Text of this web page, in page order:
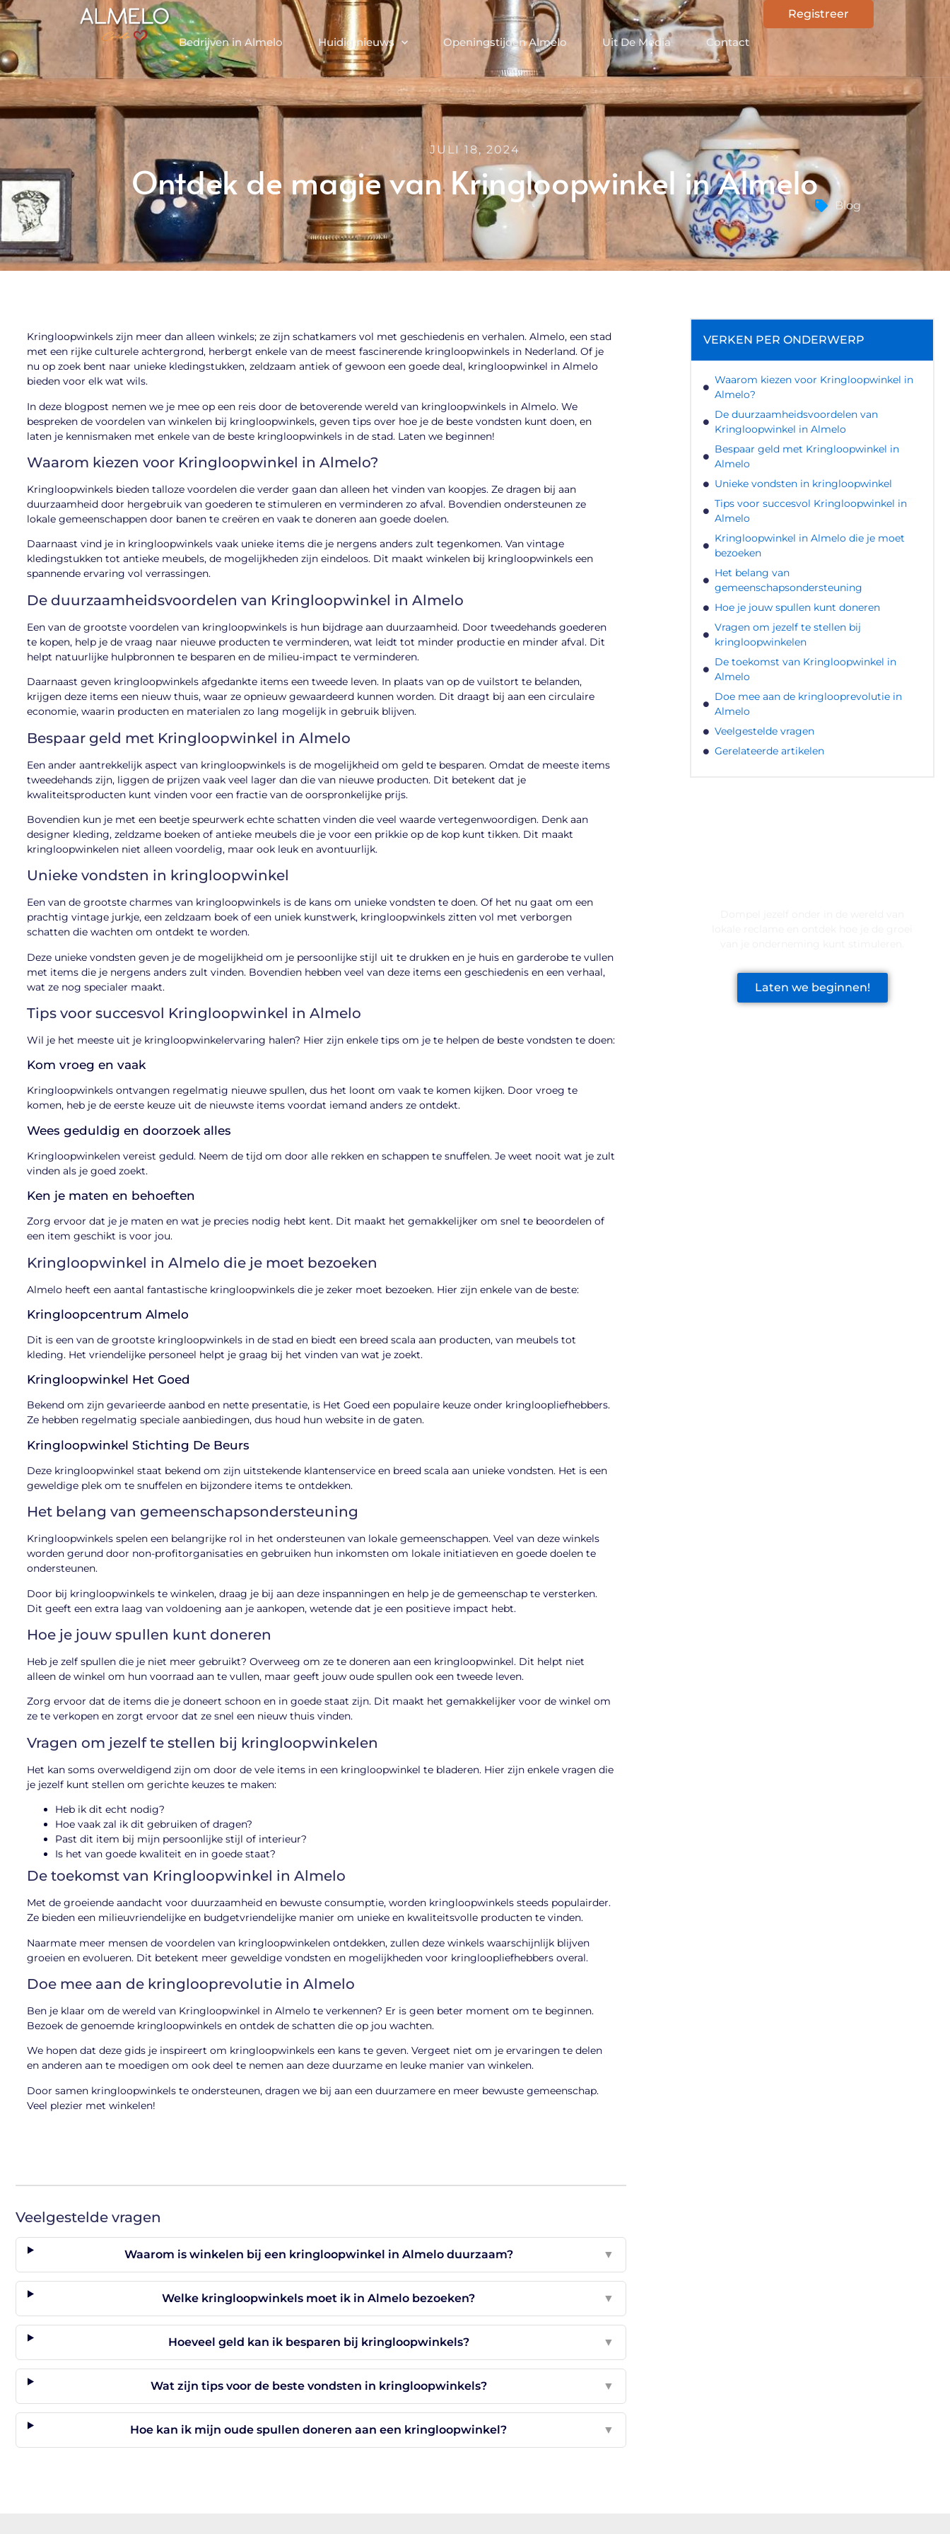
Bedrijven in Almelo Huidig nieuws Openingstijden Almelo Uit De Media Contact
Registreer
JULI 18, 2024
Ontdek de magie van Kringloopwinkel in Almelo
Blog
Kringloopwinkels zijn meer dan alleen winkels; ze zijn schatkamers vol met geschiedenis en verhalen. Almelo, een stad
met een rijke culturele achtergrond, herbergt enkele van de meest fascinerende kringloopwinkels in Nederland. Of je
nu op zoek bent naar unieke kledingstukken, zeldzaam antiek of gewoon een goede deal, kringloopwinkel in Almelo
bieden voor elk wat wils.
In deze blogpost nemen we je mee op een reis door de betoverende wereld van kringloopwinkels in Almelo. We
bespreken de voordelen van winkelen bij kringloopwinkels, geven tips over hoe je de beste vondsten kunt doen, en
laten je kennismaken met enkele van de beste kringloopwinkels in de stad. Laten we beginnen!
Waarom kiezen voor Kringloopwinkel in Almelo?
Kringloopwinkels bieden talloze voordelen die verder gaan dan alleen het vinden van koopjes. Ze dragen bij aan
duurzaamheid door hergebruik van goederen te stimuleren en verminderen zo afval. Bovendien ondersteunen ze
lokale gemeenschappen door banen te creëren en vaak te doneren aan goede doelen.
Daarnaast vind je in kringloopwinkels vaak unieke items die je nergens anders zult tegenkomen. Van vintage
kledingstukken tot antieke meubels, de mogelijkheden zijn eindeloos. Dit maakt winkelen bij kringloopwinkels een
spannende ervaring vol verrassingen.
De duurzaamheidsvoordelen van Kringloopwinkel in Almelo
Een van de grootste voordelen van kringloopwinkels is hun bijdrage aan duurzaamheid. Door tweedehands goederen
te kopen, help je de vraag naar nieuwe producten te verminderen, wat leidt tot minder productie en minder afval. Dit
helpt natuurlijke hulpbronnen te besparen en de milieu-impact te verminderen.
Daarnaast geven kringloopwinkels afgedankte items een tweede leven. In plaats van op de vuilstort te belanden,
krijgen deze items een nieuw thuis, waar ze opnieuw gewaardeerd kunnen worden. Dit draagt bij aan een circulaire
economie, waarin producten en materialen zo lang mogelijk in gebruik blijven.
Bespaar geld met Kringloopwinkel in Almelo
Een ander aantrekkelijk aspect van kringloopwinkels is de mogelijkheid om geld te besparen. Omdat de meeste items
tweedehands zijn, liggen de prijzen vaak veel lager dan die van nieuwe producten. Dit betekent dat je
kwaliteitsproducten kunt vinden voor een fractie van de oorspronkelijke prijs.
Bovendien kun je met een beetje speurwerk echte schatten vinden die veel waarde vertegenwoordigen. Denk aan
designer kleding, zeldzame boeken of antieke meubels die je voor een prikkie op de kop kunt tikken. Dit maakt
kringloopwinkelen niet alleen voordelig, maar ook leuk en avontuurlijk.
Unieke vondsten in kringloopwinkel
Een van de grootste charmes van kringloopwinkels is de kans om unieke vondsten te doen. Of het nu gaat om een
prachtig vintage jurkje, een zeldzaam boek of een uniek kunstwerk, kringloopwinkels zitten vol met verborgen
schatten die wachten om ontdekt te worden.
Deze unieke vondsten geven je de mogelijkheid om je persoonlijke stijl uit te drukken en je huis en garderobe te vullen
met items die je nergens anders zult vinden. Bovendien hebben veel van deze items een geschiedenis en een verhaal,
wat ze nog specialer maakt.
Tips voor succesvol Kringloopwinkel in Almelo
Wil je het meeste uit je kringloopwinkelervaring halen? Hier zijn enkele tips om je te helpen de beste vondsten te doen:
Kom vroeg en vaak
Kringloopwinkels ontvangen regelmatig nieuwe spullen, dus het loont om vaak te komen kijken. Door vroeg te
komen, heb je de eerste keuze uit de nieuwste items voordat iemand anders ze ontdekt.
Wees geduldig en doorzoek alles
Kringloopwinkelen vereist geduld. Neem de tijd om door alle rekken en schappen te snuffelen. Je weet nooit wat je zult
vinden als je goed zoekt.
Ken je maten en behoeften
Zorg ervoor dat je je maten en wat je precies nodig hebt kent. Dit maakt het gemakkelijker om snel te beoordelen of
een item geschikt is voor jou.
Kringloopwinkel in Almelo die je moet bezoeken
Almelo heeft een aantal fantastische kringloopwinkels die je zeker moet bezoeken. Hier zijn enkele van de beste:
Kringloopcentrum Almelo
Dit is een van de grootste kringloopwinkels in de stad en biedt een breed scala aan producten, van meubels tot
kleding. Het vriendelijke personeel helpt je graag bij het vinden van wat je zoekt.
Kringloopwinkel Het Goed
Bekend om zijn gevarieerde aanbod en nette presentatie, is Het Goed een populaire keuze onder kringloopliefhebbers.
Ze hebben regelmatig speciale aanbiedingen, dus houd hun website in de gaten.
Kringloopwinkel Stichting De Beurs
Deze kringloopwinkel staat bekend om zijn uitstekende klantenservice en breed scala aan unieke vondsten. Het is een
geweldige plek om te snuffelen en bijzondere items te ontdekken.
Het belang van gemeenschapsondersteuning
Kringloopwinkels spelen een belangrijke rol in het ondersteunen van lokale gemeenschappen. Veel van deze winkels
worden gerund door non-profitorganisaties en gebruiken hun inkomsten om lokale initiatieven en goede doelen te
ondersteunen.
Door bij kringloopwinkels te winkelen, draag je bij aan deze inspanningen en help je de gemeenschap te versterken.
Dit geeft een extra laag van voldoening aan je aankopen, wetende dat je een positieve impact hebt.
Hoe je jouw spullen kunt doneren
Heb je zelf spullen die je niet meer gebruikt? Overweeg om ze te doneren aan een kringloopwinkel. Dit helpt niet
alleen de winkel om hun voorraad aan te vullen, maar geeft jouw oude spullen ook een tweede leven.
Zorg ervoor dat de items die je doneert schoon en in goede staat zijn. Dit maakt het gemakkelijker voor de winkel om
ze te verkopen en zorgt ervoor dat ze snel een nieuw thuis vinden.
Vragen om jezelf te stellen bij kringloopwinkelen
Het kan soms overweldigend zijn om door de vele items in een kringloopwinkel te bladeren. Hier zijn enkele vragen die
je jezelf kunt stellen om gerichte keuzes te maken:
Heb ik dit echt nodig?
Hoe vaak zal ik dit gebruiken of dragen?
Past dit item bij mijn persoonlijke stijl of interieur?
Is het van goede kwaliteit en in goede staat?
De toekomst van Kringloopwinkel in Almelo
Met de groeiende aandacht voor duurzaamheid en bewuste consumptie, worden kringloopwinkels steeds populairder.
Ze bieden een milieuvriendelijke en budgetvriendelijke manier om unieke en kwaliteitsvolle producten te vinden.
Naarmate meer mensen de voordelen van kringloopwinkelen ontdekken, zullen deze winkels waarschijnlijk blijven
groeien en evolueren. Dit betekent meer geweldige vondsten en mogelijkheden voor kringloopliefhebbers overal.
Doe mee aan de kringlooprevolutie in Almelo
Ben je klaar om de wereld van Kringloopwinkel in Almelo te verkennen? Er is geen beter moment om te beginnen.
Bezoek de genoemde kringloopwinkels en ontdek de schatten die op jou wachten.
We hopen dat deze gids je inspireert om kringloopwinkels een kans te geven. Vergeet niet om je ervaringen te delen
en anderen aan te moedigen om ook deel te nemen aan deze duurzame en leuke manier van winkelen.
Door samen kringloopwinkels te ondersteunen, dragen we bij aan een duurzamere en meer bewuste gemeenschap.
Veel plezier met winkelen!
Veelgestelde vragen
Waarom is winkelen bij een kringloopwinkel in Almelo duurzaam? ▼
Welke kringloopwinkels moet ik in Almelo bezoeken? ▼
Hoeveel geld kan ik besparen bij kringloopwinkels? ▼
Wat zijn tips voor de beste vondsten in kringloopwinkels? ▼
Hoe kan ik mijn oude spullen doneren aan een kringloopwinkel? ▼
VERKEN PER ONDERWERP
Waarom kiezen voor Kringloopwinkel in
Almelo?
De duurzaamheidsvoordelen van
Kringloopwinkel in Almelo
Bespaar geld met Kringloopwinkel in
Almelo
Unieke vondsten in kringloopwinkel
Tips voor succesvol Kringloopwinkel in
Almelo
Kringloopwinkel in Almelo die je moet
bezoeken
Het belang van
gemeenschapsondersteuning
Hoe je jouw spullen kunt doneren
Vragen om jezelf te stellen bij
kringloopwinkelen
De toekomst van Kringloopwinkel in
Almelo
Doe mee aan de kringlooprevolutie in
Almelo
Veelgestelde vragen
Gerelateerde artikelen
Laten we beginnen!